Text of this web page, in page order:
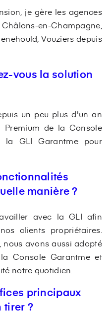
je gère les agences
en-Champagne,
Vouziers depuis
vous la solution
un peu plus d'un an
de la Console
la GLI Garantme pour
manière ?
avec la GLI afin
clients propriétaires.
avons aussi adopté
Console Garantme et
notre quotidien.
principaux
tirer ?